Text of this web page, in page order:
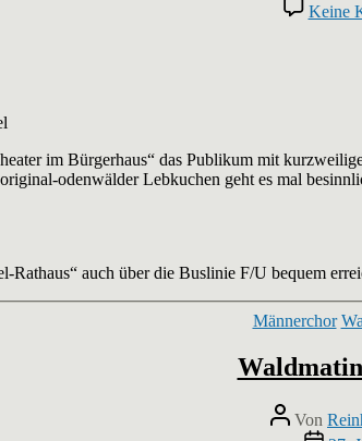
Keine
im Bürgerhaus“ das Publikum mit
odenwälder Lebkuchen geht es mal
Rathaus“ auch über die Buslinie F/U bequem
Männerchor
Beitragsautor
Von